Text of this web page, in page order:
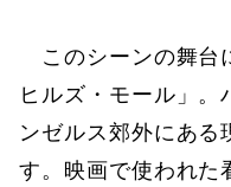
このシーンの舞台
ヒルズ・モール」。
ンゼルス郊外にある
す。映画で使われた